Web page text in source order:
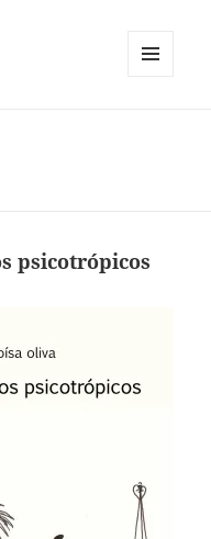
psicotrópicos